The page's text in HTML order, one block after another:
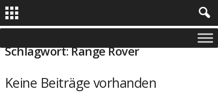
Schlagwort: Range Rover
Keine Beiträge vorhanden